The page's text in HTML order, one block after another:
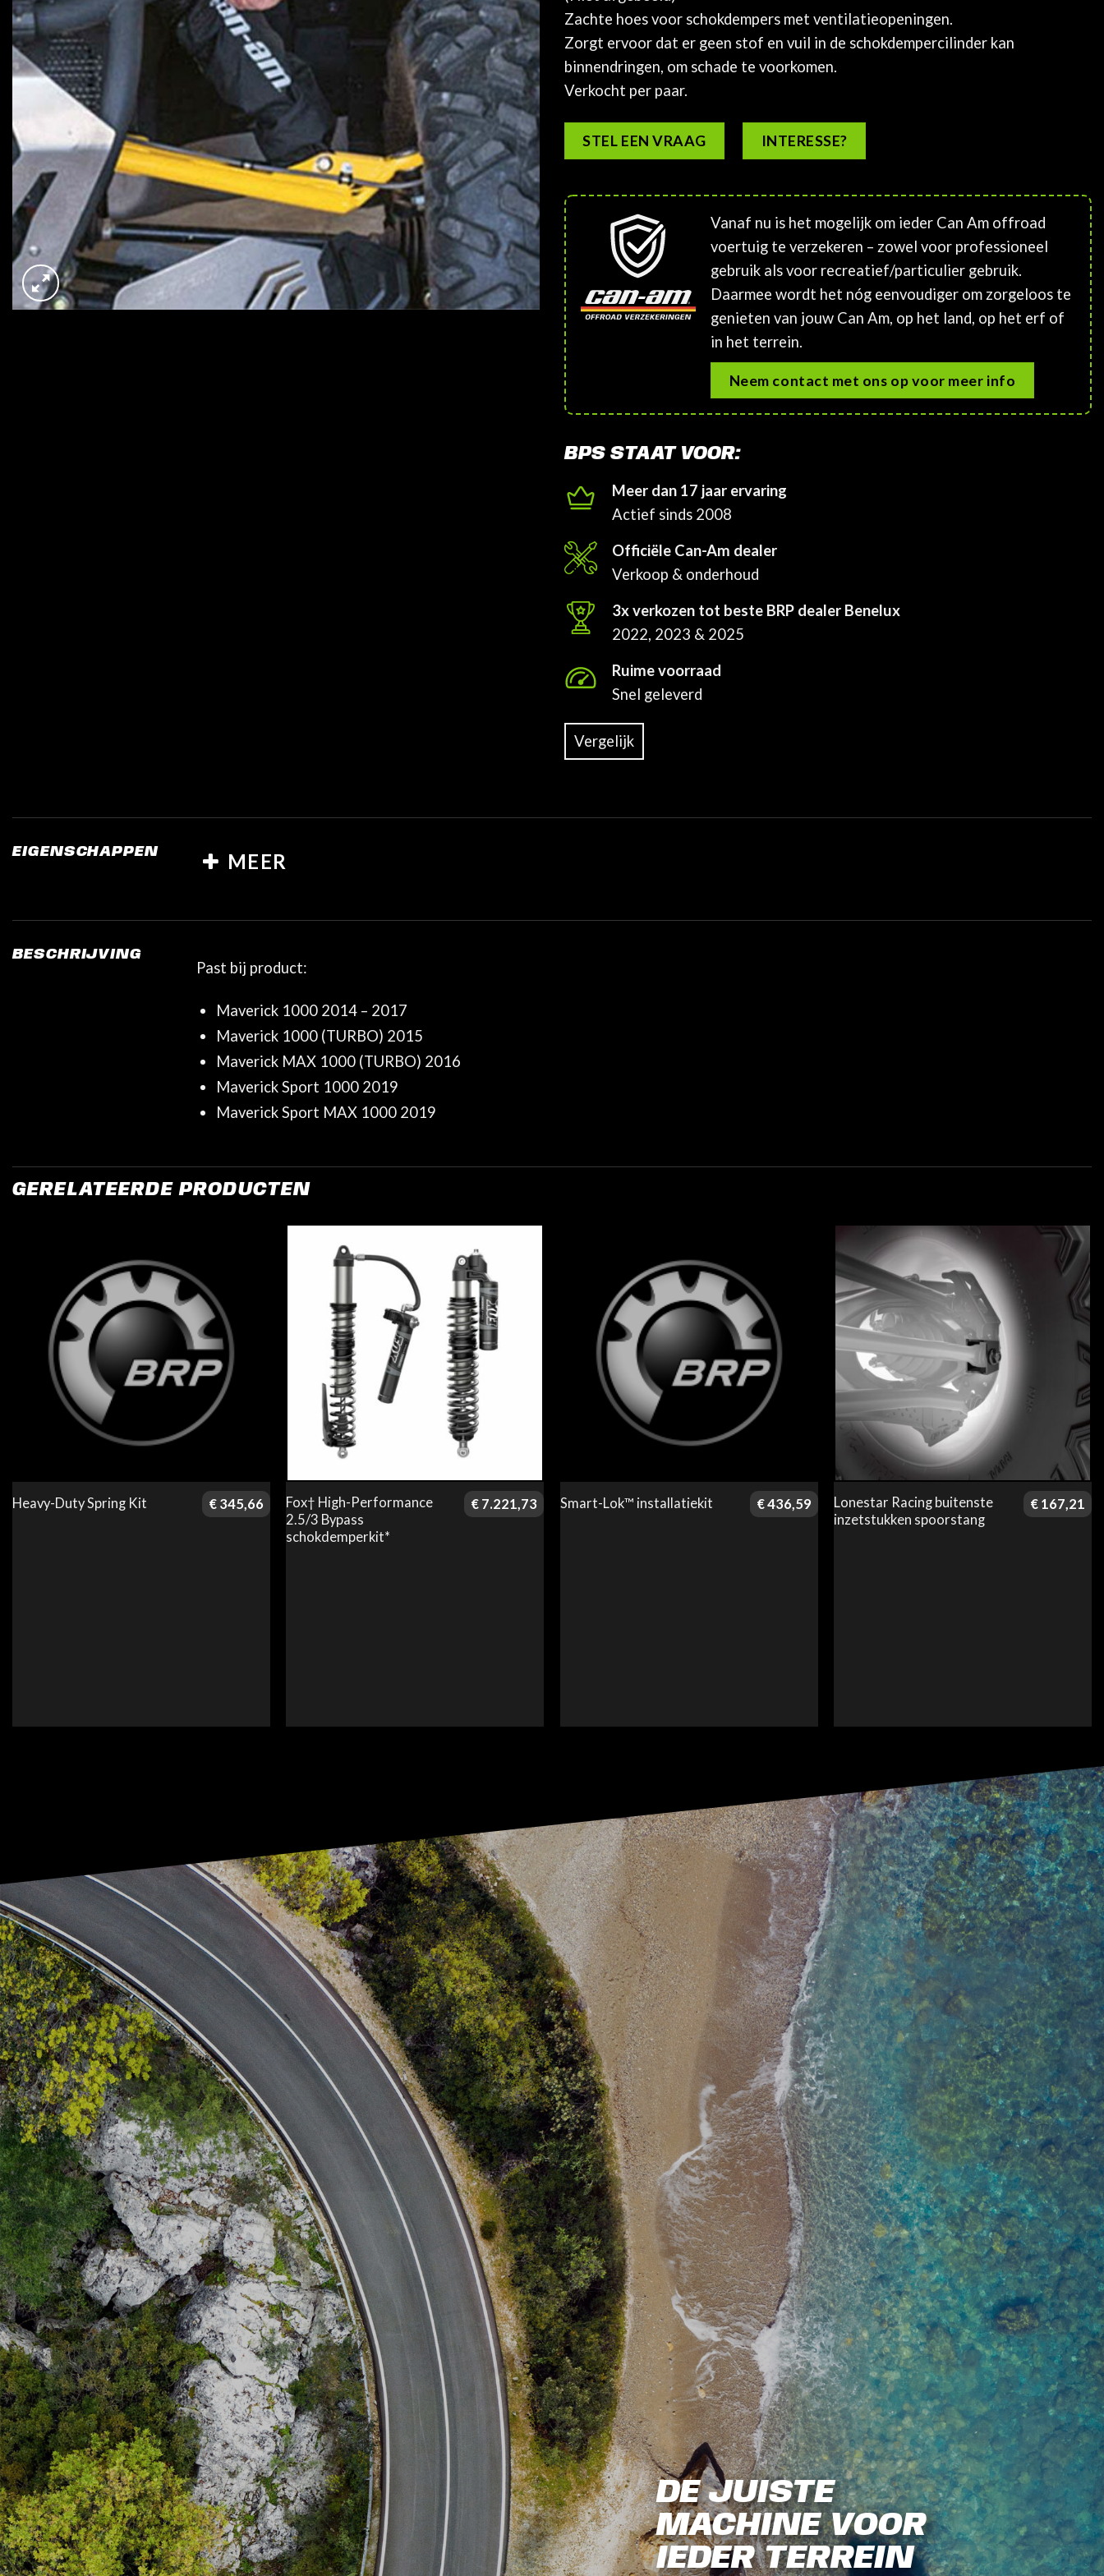
Zachte hoes voor schokdempers met ventilatieopeningen.
Zorgt ervoor dat er geen stof en vuil in de schokdempercilinder kan
binnendringen, om schade te voorkomen.
Verkocht per paar.
STEL EEN VRAAG INTERESSE?
Vanaf nu is het mogelijk om ieder Can Am offroad
voertuig te verzekeren – zowel voor professioneel
gebruik als voor recreatief/particulier gebruik.
Daarmee wordt het nóg eenvoudiger om zorgeloos te
genieten van jouw Can Am, op het land, op het erf of
in het terrein.
Neem contact met ons op voor meer info
BPS STAAT VOOR:
Meer dan 17 jaar ervaring
Actief sinds 2008
Officiële Can-Am dealer
Verkoop & onderhoud
3x verkozen tot beste BRP dealer Benelux
2022, 2023 & 2025
Ruime voorraad
Snel geleverd
Vergelijk
EIGENSCHAPPEN MEER
BESCHRIJVING
Past bij product:
Maverick 1000 2014 – 2017
Maverick 1000 (TURBO) 2015
Maverick MAX 1000 (TURBO) 2016
Maverick Sport 1000 2019
Maverick Sport MAX 1000 2019
GERELATEERDE PRODUCTEN
Heavy-Duty Spring Kit €345,66
Fox† High-Performance
2.5/3 Bypass
schokdemperkit*
€ 7.221,73 Smart-Lok™ installatiekit €436,59
Lonestar Racing buitenste
inzetstukken spoorstang
€ 167,21
DE JUISTE
MACHINE VOOR
IEDER TERREIN